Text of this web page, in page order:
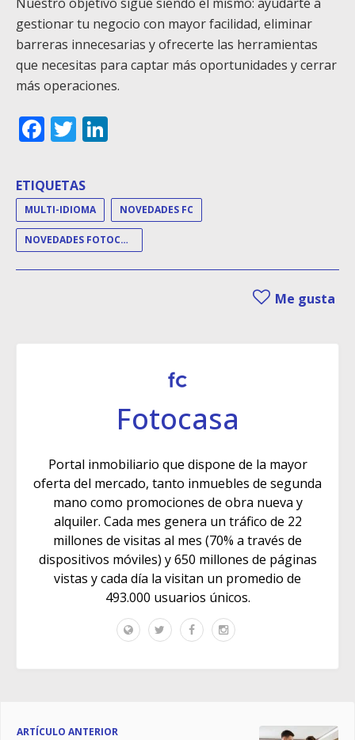
Nuestro objetivo sigue siendo el mismo: ayudarte a
gestionar tu negocio con mayor facilidad, eliminar
barreras innecesarias y ofrecerte las herramientas
que necesitas para captar más oportunidades y cerrar
más operaciones.
Facebook
Twitter
ETIQUETAS
MULTI-IDIOMA NOVEDADES FC
NOVEDADES FOTOCASA
Me gusta
Fotocasa
Portal inmobiliario que dispone de la mayor
oferta del mercado, tanto inmuebles de segunda
mano como promociones de obra nueva y
alquiler. Cada mes genera un tráfico de 22
millones de visitas al mes (70% a través de
dispositivos móviles) y 650 millones de páginas
vistas y cada día la visitan un promedio de
493.000 usuarios únicos.
ARTÍCULO ANTERIOR